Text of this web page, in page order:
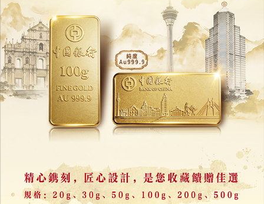
騰訊減持快手套現
持股降至不足一成
08/07/2026 28020